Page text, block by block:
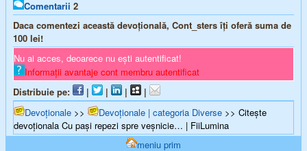
Comentarii 2
Daca comentezi această devoțională, Cont_sters îți oferă suma de
100 lei!
Nu ai acces, deoarece nu ești autentificat!
Informații avantaje cont membru autentificat
Distribuie pe:
| | |
|
Devoționale >> Devoționale | categoria Diverse >> Citește
devoționala Cu paşi repezi spre veşnicie… | FiiLumina
meniu prim